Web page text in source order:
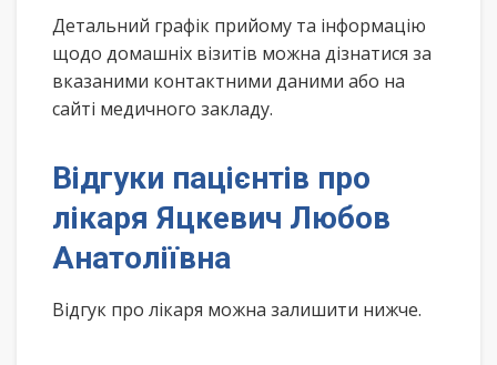
Детальний графік прийому та інформацію
щодо домашніх візитів можна дізнатися за
вказаними контактними даними або на
сайті медичного закладу.
Відгуки пацієнтів про
лікаря Яцкевич Любов
Анатоліївна
Відгук про лікаря можна залишити нижче.